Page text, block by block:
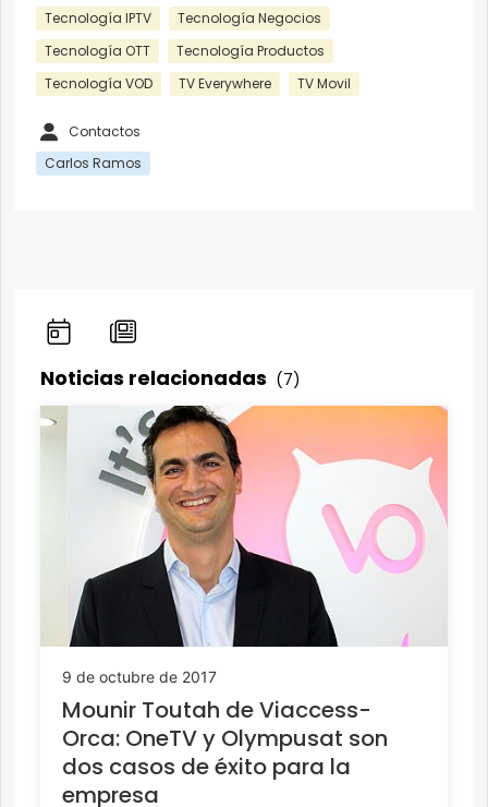
Tecnología IPTV
Tecnología Negocios
Tecnología OTT
Tecnología Productos
Tecnología VOD
TV Everywhere TV Movil
Contactos
Carlos Ramos
Noticias relacionadas (7)
9 de octubre de 2017
Mounir Toutah de Viaccess-
Orca: OneTV y Olympusat son
dos casos de éxito para la
empresa